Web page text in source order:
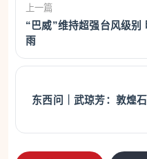
上一篇
“巴威”维持超强台风级别
雨
东西问｜武琼芳：敦煌